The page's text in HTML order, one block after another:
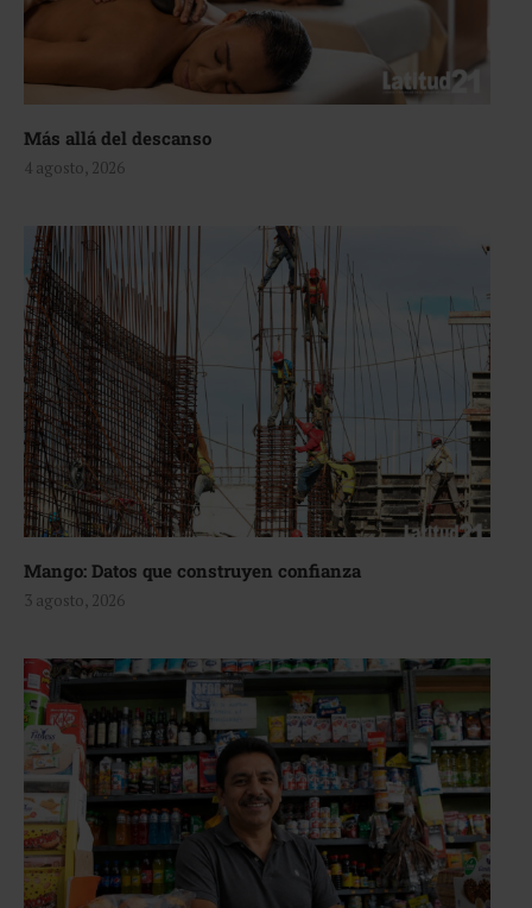
Más allá del descanso
4 agosto, 2026
Mango: Datos que construyen confianza
3 agosto, 2026